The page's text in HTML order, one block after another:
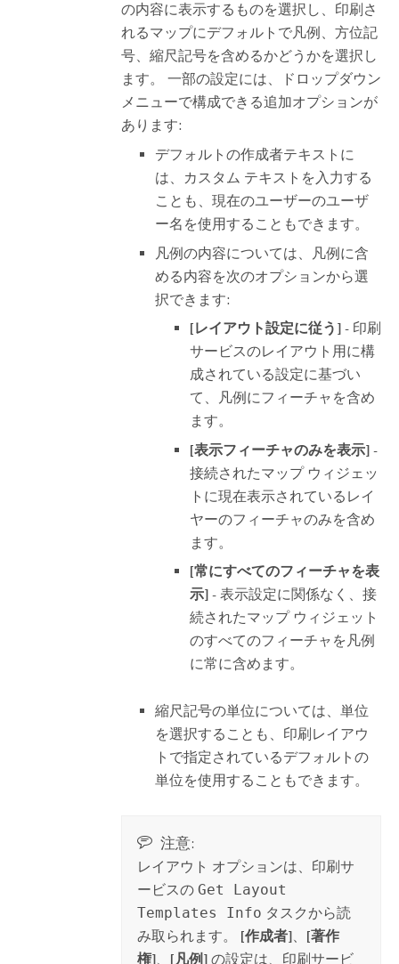
の内容に表示するものを選択し、印刷さ
れるマップにデフォルトで凡例、方位記
号、縮尺記号を含めるかどうかを選択し
ます。 一部の設定には、ドロップダウン
メニューで構成できる追加オプションが
あります:
デフォルトの作成者テキストに
は、カスタム テキストを入力する
ことも、現在のユーザーのユーザ
ー名を使用することもできます。
凡例の内容については、凡例に含
める内容を次のオプションから選
択できます:
[レイアウト設定に従う] - 印刷
サービスのレイアウト用に構
成されている設定に基づい
て、凡例にフィーチャを含め
ます。
[表示フィーチャのみを表示] -
接続されたマップ ウィジェッ
トに現在表示されているレイ
ヤーのフィーチャのみを含め
ます。
[常にすべてのフィーチャを表
示] - 表示設定に関係なく、接
続されたマップ ウィジェット
のすべてのフィーチャを凡例
に常に含めます。
縮尺記号の単位については、単位
を選択することも、印刷レイアウ
トで指定されているデフォルトの
単位を使用することもできます。
注意:
レイアウト オプションは、印刷サ
ービスのGet Layout
Templates Info タスクから読
み取られます。 [作成者]、 [著作
権]、 [凡例] の設定は、印刷サービ